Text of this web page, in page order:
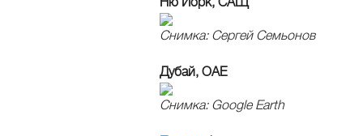
Снимка: Сергей Семьонов
Дубай, ОАЕ
Снимка: Google Earth